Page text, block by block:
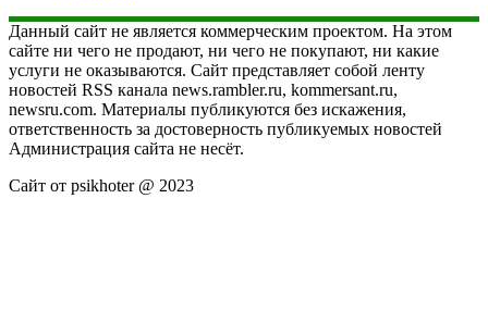
Данный сайт не является коммерческим проектом. На этом
сайте ни чего не продают, ни чего не покупают, ни какие
услуги не оказываются. Сайт представляет собой ленту
новостей RSS канала news.rambler.ru, kommersant.ru,
newsru.com. Материалы публикуются без искажения,
ответственность за достоверность публикуемых новостей
Администрация сайта не несёт.
Сайт от psikhoter @ 2023